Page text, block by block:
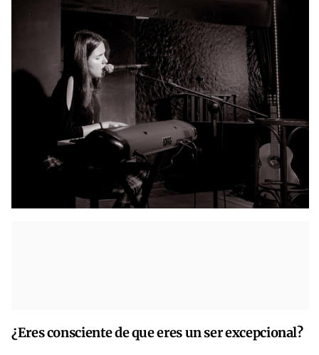
¿Eres consciente de que eres un ser excepcional?